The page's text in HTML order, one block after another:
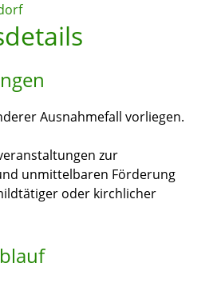
Ausnahmefall vorliegen.
zur
unmittelbaren Förderung
oder kirchlicher